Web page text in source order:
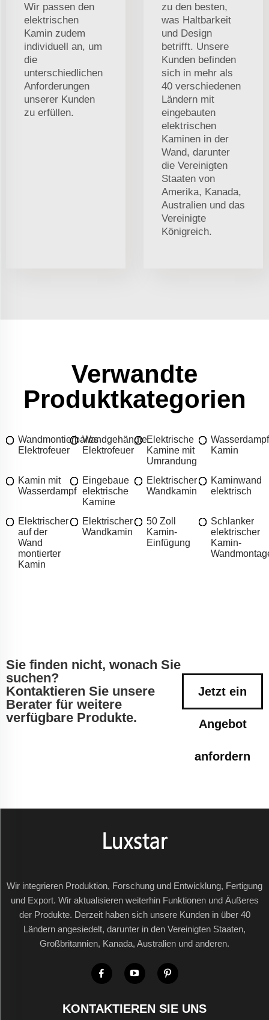
Wir passen den
elektrischen
Kamin zudem
individuell an, um
die
unterschiedlichen
Anforderungen
unserer Kunden
zu erfüllen.
zu den besten,
was Haltbarkeit
und Design
betrifft. Unsere
Kunden befinden
sich in mehr als
40 verschiedenen
Ländern mit
eingebauten
elektrischen
Kaminen in der
Wand, darunter
die Vereinigten
Staaten von
Amerika, Kanada,
Australien und das
Vereinigte
Königreich.
Verwandte
Produktkategorien
Wandmontierbares
Elektrofeuer
Wandgehängte
Elektrofeuer
Elektrische
Kamine mit
Umrandung
Kamin
Kamin mit
Wasserdampf
Eingebaue
elektrische
Kamine
Elektrischer
Wandkamin
Kaminwand
elektrisch
Elektrischer
auf der
Wand
montierter
Kamin
Elektrischer
Wandkamin
50 Zoll
Kamin-
Einfügung
Schlanker
elektrischer
Kamin-
Sie finden nicht, wonach Sie
suchen?
Kontaktieren Sie unsere
Berater für weitere
verfügbare Produkte.
Jetzt ein
Angebot
anfordern
Wir integrieren Produktion, Forschung und Entwicklung, Fertigung
und Export. Wir aktualisieren weiterhin Funktionen und Äußeres
der Produkte. Derzeit haben sich unsere Kunden in über 40
Ländern angesiedelt, darunter in den Vereinigten Staaten,
Großbritannien, Kanada, Australien und anderen.
KONTAKTIEREN SIE UNS